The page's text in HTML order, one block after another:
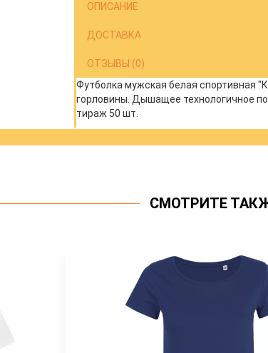
ОПИСАНИЕ
ДОСТАВКА
ОТЗЫВЫ (0)
Футболка мужская белая спортивная
горловины. Дышащее технологичное
тираж 50 шт.
СМОТРИТЕ